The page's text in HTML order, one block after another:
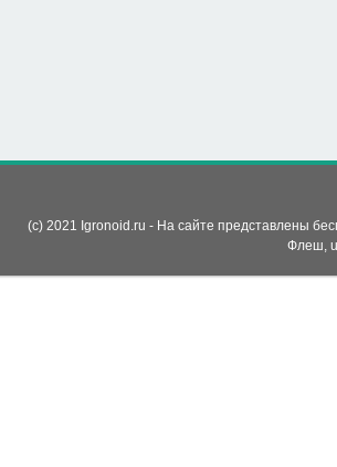
(c) 2021 Igronoid.ru - На сайте представлены
Флеш,